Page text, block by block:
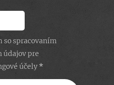
so spracovaním
údajov pre
účely